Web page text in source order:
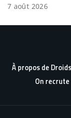
7 août 2026
À propos de
On recrute